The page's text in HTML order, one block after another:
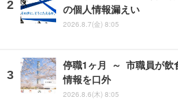
の個人情報漏えい
2026.8.7(金) 8:05
停職1ヶ月 ～ 市職員が飲
情報を口外
2026.8.6(木) 8:05